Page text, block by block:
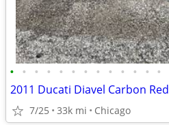
• • • • • • • • • • • • •
2011 Ducati Diavel Carbon Red
7/25 33k mi Chicago